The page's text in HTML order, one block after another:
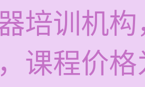
培训机
课程价